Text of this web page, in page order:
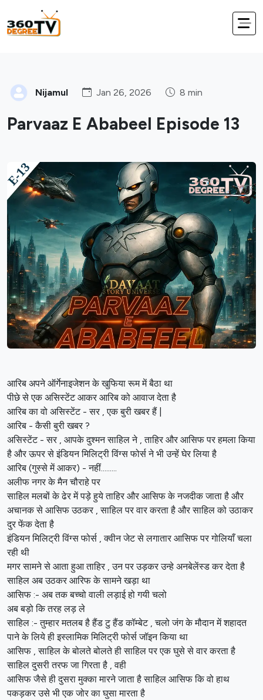
Nijamul Jan 26, 2026 8 min
Parvaaz E Ababeel Episode 13
आरिब अपने ऑर्गेनाइजेशन के खुफिया रूम में बैठा था
पीछे से एक असिस्टेंट आकर आरिब को आवाज देता है
आरिब का वो असिस्टेंट - सर , एक बुरी खबर हैं |
आरिब - कैसी बुरी खबर ?
असिस्टेंट - सर , आपके दुश्मन साहिल ने , ताहिर और आसिफ पर हमला किया
है और ऊपर से इंडियन मिलिट्री विंग्स फोर्स ने भी उन्हें घेर लिया है
आरिब (गुस्से में आकर) - नहीं.........
अलीफ नगर के मैन चौराहे पर
साहिल मलबों के ढेर में पड़े हुये ताहिर और आसिफ के नजदीक जाता है और
अचानक से आसिफ उठकर , साहिल पर वार करता है और साहिल को उठाकर
दुर फेंक देता है
इंडियन मिलिट्री विंग्स फोर्स , क्वीन जेट से लगातार आसिफ पर गोलियाँ चला
रही थी
मगर सामने से आता हुआ ताहिर , उन पर उड़कर उन्हे अनबेलेंस्ड कर देता है
साहिल अब उठकर आरिफ के सामने खड़ा था
आसिफ :- अब तक बच्चो वाली लड़ाई हो गयी चलो
अब बड़ो कि तरह लड़ ले
साहिल :- तुम्हार मतलब है हैंड टु हैंड कॉम्बेट , चलो जंग के मौदान में शहादत
पाने के लिये ही इस्लामिक मिलिट्री फोर्स जॉइन किया था
आसिफ , साहिल के बोलते बोलते ही साहिल पर एक घुसे से वार करता है
साहिल दुसरी तरफ जा गिरता है , वही
आसिफ जैसे ही दुसरा मुक्का मारने जाता है साहिल आसिफ कि वो हाथ
पकड़कर उसे भी एक जोर का घुसा मारता है